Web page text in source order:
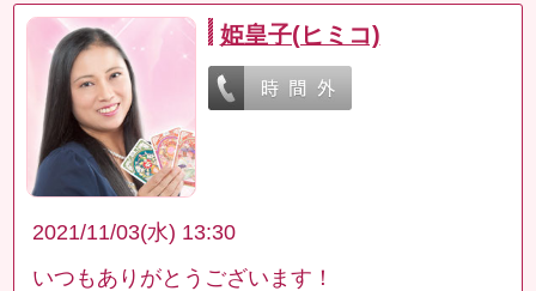
姫皇子(ヒミコ)
2021/11/03(水) 13:30
いつもありがとうございます！